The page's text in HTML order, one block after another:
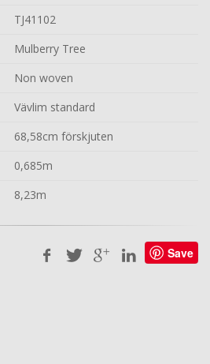
TJ41102
Mulberry Tree
Non woven
Vävlim standard
68,58cm förskjuten
0,685m
8,23m
Save